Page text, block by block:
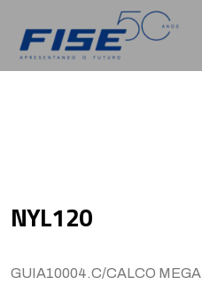
NYL120
GUIA10004.C/CALCO MEGA